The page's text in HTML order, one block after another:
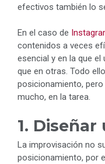
efectivos también lo
En el caso de
contenidos a veces
esencial y en la que
que en otras. Todo
posicionamiento, pero
mucho, en la tarea.
1.
La improvisación no
posicionamiento, por